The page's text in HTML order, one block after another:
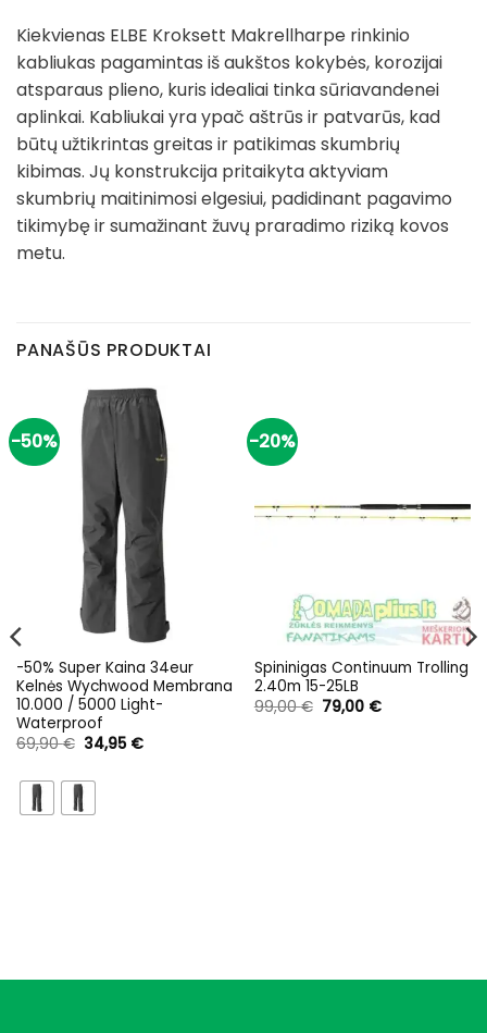
Kiekvienas ELBE Kroksett Makrellharpe rinkinio
kabliukas pagamintas iš aukštos kokybės, korozijai
atsparaus plieno, kuris idealiai tinka sūriavandenei
aplinkai. Kabliukai yra ypač aštrūs ir patvarūs, kad
būtų užtikrintas greitas ir patikimas skumbrių
kibimas. Jų konstrukcija pritaikyta aktyviam
skumbrių maitinimosi elgesiui, padidinant pagavimo
tikimybę ir sumažinant žuvų praradimo riziką kovos
metu.
PANAŠŪS PRODUKTAI
-50%
-50% Super Kaina 34eur
Kelnės Wychwood Membrana
10.000 / 5000 Light-
Waterproof
69,90€ Original
price
69,90 €.
34,95 €Current
-20%
Spininigas Continuum Trolling
2.40m 15-25LB
99,00€ Original
price
79,00 €Current